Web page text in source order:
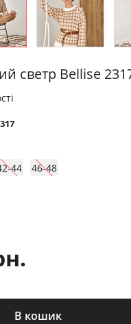
светр Bellise
44 46-48
В кошик